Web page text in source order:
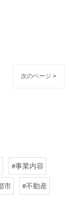
次のページ >
#事業内容
市 #不動産